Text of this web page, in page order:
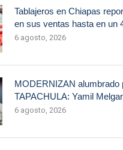
Tablajeros en Chiapas
en sus ventas hasta en un
6 agosto, 2026
MODERNIZAN alumbrado
TAPACHULA: Yamil Melgar
6 agosto, 2026